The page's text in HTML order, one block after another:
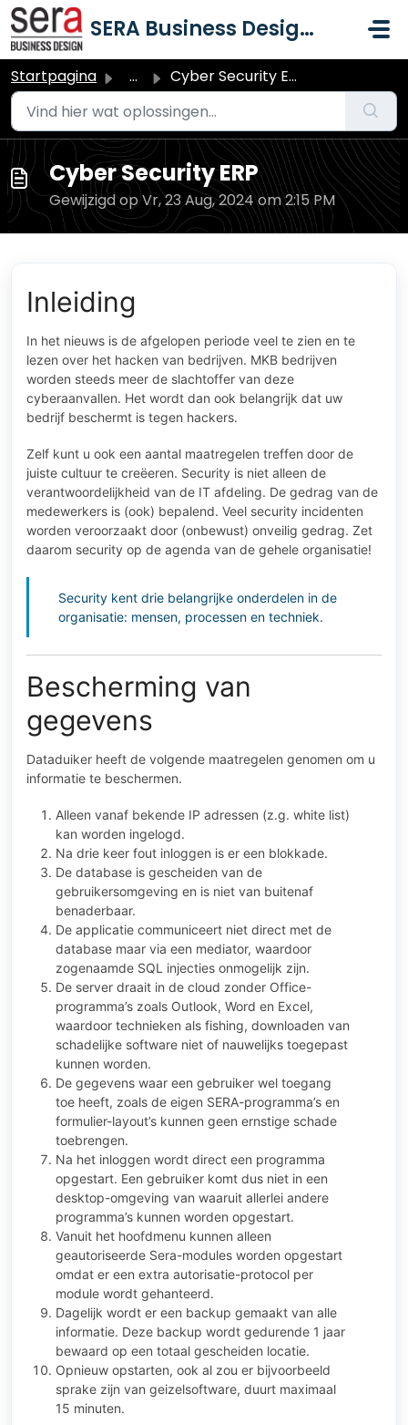
Doorgaan naar hoofdinhoud
SERA Business Design B.V.
Startpagina ... Cyber Security ERP
Cyber Security ERP
Gewijzigd op Vr, 23 Aug, 2024 om 2:15 PM
Inleiding
In het nieuws is de afgelopen periode veel te zien en te
lezen over het hacken van bedrijven. MKB bedrijven
worden steeds meer de slachtoffer van deze
cyberaanvallen. Het wordt dan ook belangrijk dat uw
bedrijf beschermt is tegen hackers.
Zelf kunt u ook een aantal maatregelen treffen door de
juiste cultuur te creëeren. Security is niet alleen de
verantwoordelijkheid van de IT afdeling. De gedrag van de
medewerkers is (ook) bepalend. Veel security incidenten
worden veroorzaakt door (onbewust) onveilig gedrag. Zet
daarom security op de agenda van de gehele organisatie!
Security kent drie belangrijke onderdelen in de
organisatie: mensen, processen en techniek.
Bescherming van
gegevens
Dataduiker heeft de volgende maatregelen genomen om u
informatie te beschermen.
Alleen vanaf bekende IP adressen (z.g. white list)
kan worden ingelogd.
Na drie keer fout inloggen is er een blokkade.
De database is gescheiden van de
gebruikersomgeving en is niet van buitenaf
benaderbaar.
De applicatie communiceert niet direct met de
database maar via een mediator, waardoor
zogenaamde SQL injecties onmogelijk zijn.
De server draait in de cloud zonder Office-
programma’s zoals Outlook, Word en Excel,
waardoor technieken als fishing, downloaden van
schadelijke software niet of nauwelijks toegepast
kunnen worden.
De gegevens waar een gebruiker wel toegang
toe heeft, zoals de eigen SERA-programma’s en
formulier-layout’s kunnen geen ernstige schade
toebrengen.
Na het inloggen wordt direct een programma
opgestart. Een gebruiker komt dus niet in een
desktop-omgeving van waaruit allerlei andere
programma’s kunnen worden opgestart.
Vanuit het hoofdmenu kunnen alleen
geautoriseerde Sera-modules worden opgestart
omdat er een extra autorisatie-protocol per
module wordt gehanteerd.
Dagelijk wordt er een backup gemaakt van alle
informatie. Deze backup wordt gedurende 1 jaar
bewaard op een totaal gescheiden locatie.
Opnieuw opstarten, ook al zou er bijvoorbeeld
sprake zijn van geizelsoftware, duurt maximaal
15 minuten.